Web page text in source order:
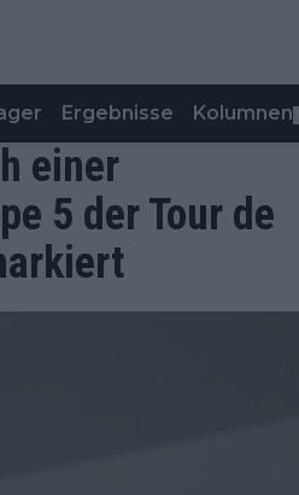
Ergebnisse Kolumnen
einer
5 der Tour de